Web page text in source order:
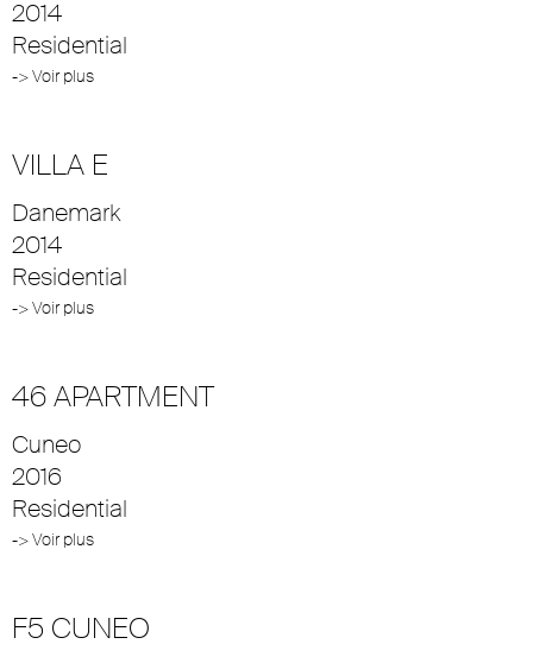
2014
Residential
-> Voir plus
VILLA E
Danemark
2014
Residential
-> Voir plus
46 APARTMENT
Cuneo
2016
Residential
-> Voir plus
F5 CUNEO